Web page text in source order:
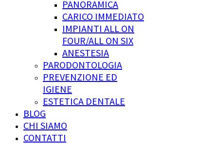
PANORAMICA
CARICO IMMEDIATO
IMPIANTI ALL ON
FOUR/ALL ON SIX
ANESTESIA
PARODONTOLOGIA
PREVENZIONE ED
IGIENE
ESTETICA DENTALE
BLOG
CHI SIAMO
CONTATTI